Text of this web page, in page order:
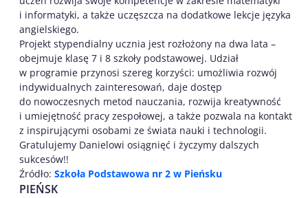
i informatyki, a także uczęszcza na dodatkowe lekcje języka
angielskiego.
Projekt stypendialny ucznia jest rozłożony na dwa lata –
obejmuje klasę 7 i 8 szkoły podstawowej. Udział
w programie przynosi szereg korzyści: umożliwia rozwój
indywidualnych zainteresowań, daje dostęp
do nowoczesnych metod nauczania, rozwija kreatywność
i umiejętność pracy zespołowej, a także pozwala na kontakt
z inspirującymi osobami ze świata nauki i technologii.
Gratulujemy Danielowi osiągnięć i życzymy dalszych
sukcesów!!
Źródło: Szkoła Podstawowa nr 2 w Pieńsku
PIEŃSK